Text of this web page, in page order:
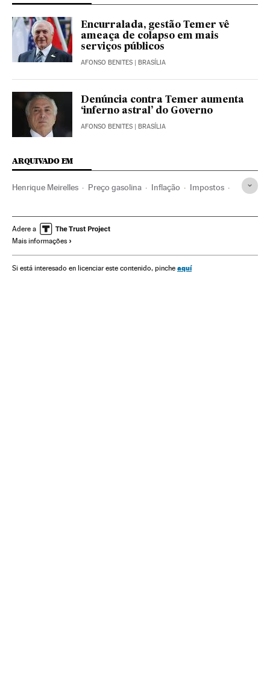
Encurralada, gestão Temer vê
ameaça de colapso em mais
serviços públicos
AFONSO BENITES | BRASÍLIA
Denúncia contra Temer aumenta
‘inferno astral’ do Governo
AFONSO BENITES | BRASÍLIA
ARQUIVADO EM
Henrique Meirelles Preço gasolina Inflação Impostos
Michel Temer Presidente Brasil
Presidência Brasil
Mercado energético Brasil Governo Brasil
Adere a
Mais informações
Si está interesado en licenciar este contenido, pinche aquí